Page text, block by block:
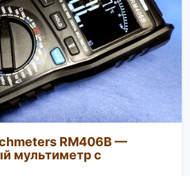
RM406B —
мультиметр с